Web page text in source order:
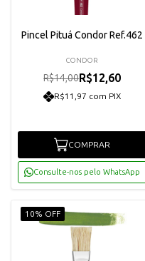
Pincel Pituá Condor Ref.462
CONDOR
R$14,00R$12,60
R$11,97 com PIX
COMPRAR
Consulte-nos pelo WhatsApp
10% OFF